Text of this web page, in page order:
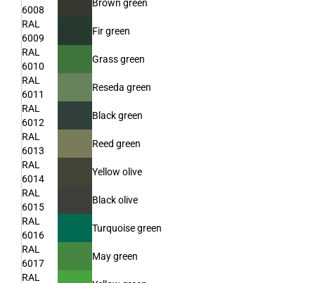
6008
Brown green
RAL
6009
Fir green
RAL
6010
Grass green
RAL
6011
Reseda green
RAL
6012
Black green
RAL
6013
Reed green
RAL
6014
Yellow olive
RAL
6015
Black olive
RAL
6016
Turquoise green
RAL
6017
May green
RAL